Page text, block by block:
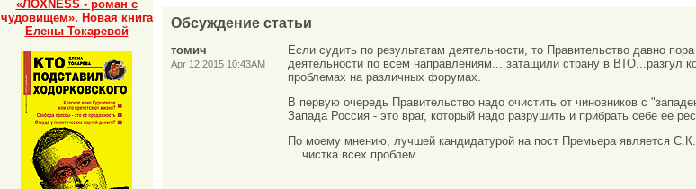
Обсуждение статьи
томич
Apr 12 2015 10:43AM
Если судить по результатам деятельности, то Правительство давно
деятельности по всем направлениям... затащили страну в ВТО...разгул
проблемах на различных форумах.
В первую очередь Правительство надо очистить от чиновников с
Запада Россия - это враг, который надо разрушить и прибрать себе ее
По моему мнению, лучшей кандидатурой на пост Премьера является
... чистка всех проблем.
«ЛОХNESS - роман с
чудовищем». Новая книга
Елены Токаревой